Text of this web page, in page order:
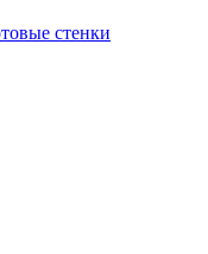
стенки